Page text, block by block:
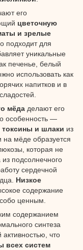
его
цветочную
и зрелые
подходит для
уникальные
печенье, белый
использовать как
напитков и в
мёда делают его
особенность —
и шлаки из
на мёде образуется
которая не
подсолнечного
сердечной
Низкое
содержание
ценным.
содержанием
синтеза
что
всех систем